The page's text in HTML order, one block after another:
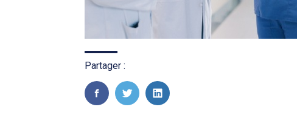
Partager :
FaceBook
TwitterLinkedIn